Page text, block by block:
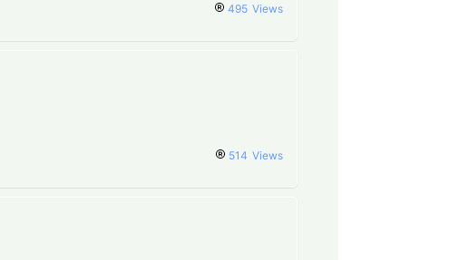
495 Views
514 Views